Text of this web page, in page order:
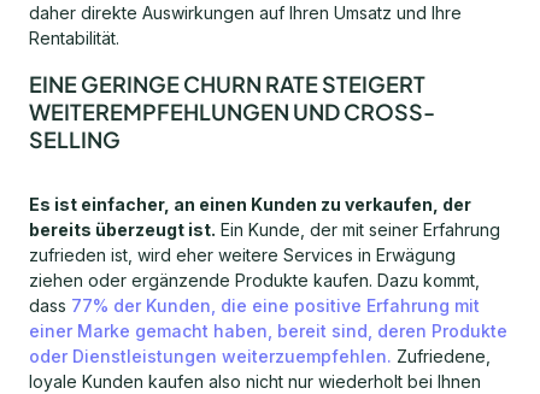
daher direkte Auswirkungen auf Ihren Umsatz und Ihre
Rentabilität.
EINE GERINGE CHURN RATE STEIGERT
WEITEREMPFEHLUNGEN UND CROSS-
SELLING
Es ist einfacher, an einen Kunden zu verkaufen, der
bereits überzeugt ist. Ein Kunde, der mit seiner Erfahrung
zufrieden ist, wird eher weitere Services in Erwägung
ziehen oder ergänzende Produkte kaufen. Dazu kommt,
dass 77% der Kunden, die eine positive Erfahrung mit
einer Marke gemacht haben, bereit sind, deren Produkte
oder Dienstleistungen weiterzuempfehlen. Zufriedene,
loyale Kunden kaufen also nicht nur wiederholt bei Ihnen